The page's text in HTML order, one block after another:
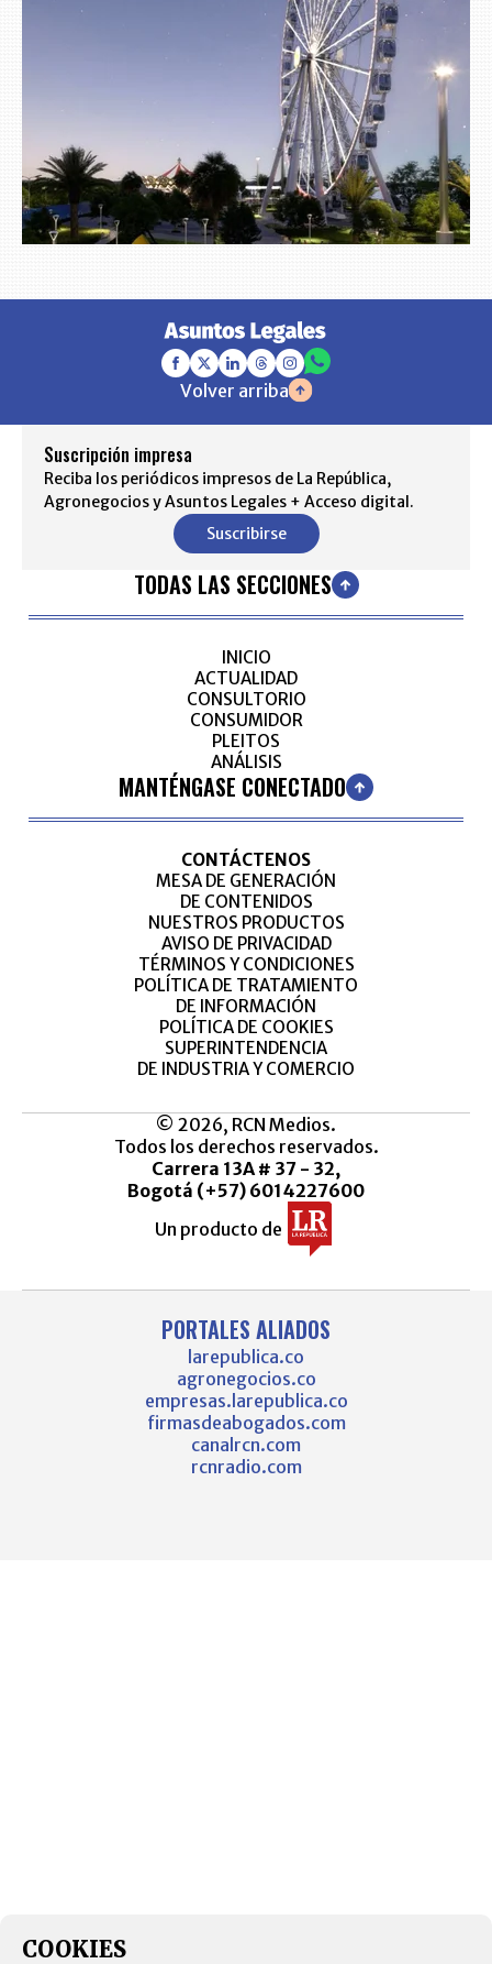
Volver arriba
Suscripción impresa
Reciba los periódicos impresos de La República,
Agronegocios y Asuntos Legales + Acceso digital.
Suscribirse
TODAS LAS SECCIONES
INICIO
ACTUALIDAD
CONSULTORIO
CONSUMIDOR
PLEITOS
ANÁLISIS
MANTÉNGASE CONECTADO
CONTÁCTENOS
MESA DE GENERACIÓN
DE CONTENIDOS
NUESTROS PRODUCTOS
AVISO DE PRIVACIDAD
TÉRMINOS Y CONDICIONES
POLÍTICA DE TRATAMIENTO
DE INFORMACIÓN
POLÍTICA DE COOKIES
SUPERINTENDENCIA
DE INDUSTRIA Y COMERCIO
© 2026, RCN Medios.
Todos los derechos reservados.
Carrera 13A # 37 - 32,
Bogotá (+57) 6014227600
Un producto de
PORTALES ALIADOS
larepublica.co
agronegocios.co
empresas.larepublica.co
firmasdeabogados.com
canalrcn.com
rcnradio.com
COOKIES